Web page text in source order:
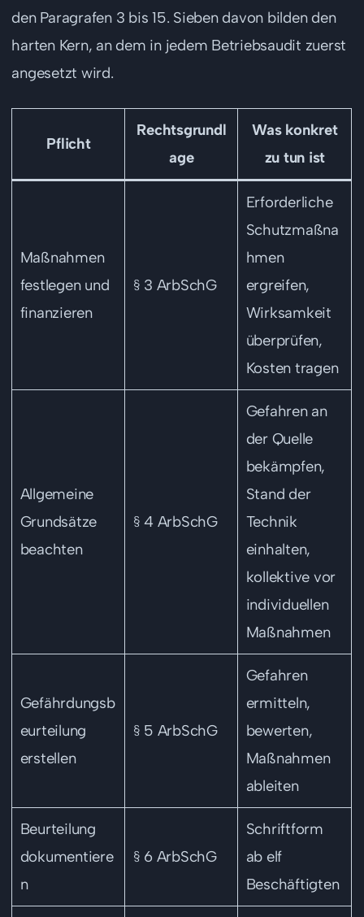
den Paragrafen 3 bis 15. Sieben davon bilden den
harten Kern, an dem in jedem Betriebsaudit zuerst
angesetzt wird.
Pflicht
Rechtsgrundl
age
Was konkret
zu tun ist
Maßnahmen
festlegen und
finanzieren
§ 3 ArbSchG
Erforderliche
Schutzmaßna
hmen
ergreifen,
Wirksamkeit
überprüfen,
Kosten tragen
Allgemeine
Grundsätze
beachten
§ 4 ArbSchG
Gefahren an
der Quelle
bekämpfen,
Stand der
Technik
einhalten,
kollektive vor
individuellen
Maßnahmen
Gefährdungsb
eurteilung
erstellen
§ 5 ArbSchG
Gefahren
ermitteln,
bewerten,
Maßnahmen
ableiten
Beurteilung
dokumentiere
n
§ 6 ArbSchG
Schriftform
ab elf
Beschäftigten